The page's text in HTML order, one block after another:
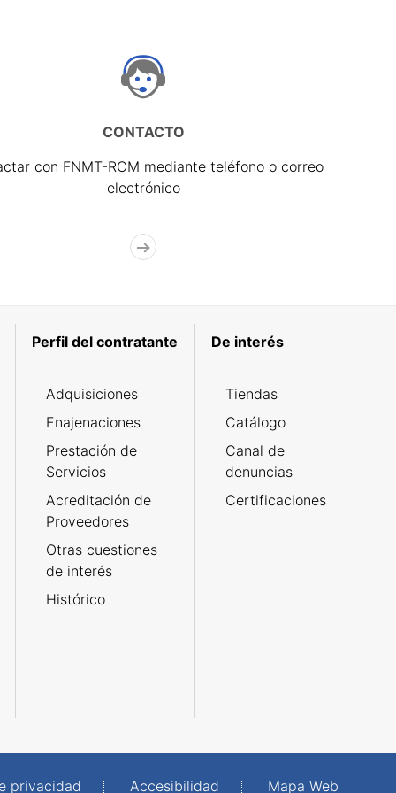
CONTACTO
con FNMT-RCM mediante teléfono o correo
electrónico
Perfil del contratante
Adquisiciones
Enajenaciones
Prestación de
Servicios
Acreditación de
Proveedores
Otras cuestiones
de interés
Histórico
De interés
Tiendas
Catálogo
Canal de
denuncias
Certificaciones
privacidad Accesibilidad Mapa Web